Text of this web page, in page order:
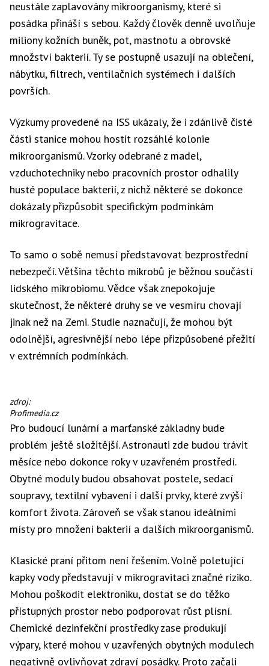
neustále zaplavovány mikroorganismy, které si
posádka přináší s sebou. Každý člověk denně uvolňuje
miliony kožních buněk, pot, mastnotu a obrovské
množství bakterií. Ty se postupně usazují na oblečení,
nábytku, filtrech, ventilačních systémech i dalších
površích.
Výzkumy provedené na ISS ukázaly, že i zdánlivě čisté
části stanice mohou hostit rozsáhlé kolonie
mikroorganismů. Vzorky odebrané z madel,
vzduchotechniky nebo pracovních prostor odhalily
husté populace bakterií, z nichž některé se dokonce
dokázaly přizpůsobit specifickým podmínkám
mikrogravitace.
To samo o sobě nemusí představovat bezprostřední
nebezpečí. Většina těchto mikrobů je běžnou součástí
lidského mikrobiomu. Vědce však znepokojuje
skutečnost, že některé druhy se ve vesmíru chovají
jinak než na Zemi. Studie naznačují, že mohou být
odolnější, agresivnější nebo lépe přizpůsobené přežití
v extrémních podmínkách.
zdroj:
Profimedia.cz
Pro budoucí lunární a marťanské základny bude
problém ještě složitější. Astronauti zde budou trávit
měsíce nebo dokonce roky v uzavřeném prostředí.
Obytné moduly budou obsahovat postele, sedací
soupravy, textilní vybavení i další prvky, které zvýší
komfort života. Zároveň se však stanou ideálními
místy pro množení bakterií a dalších mikroorganismů.
Klasické praní přitom není řešením. Volně poletující
kapky vody představují v mikrogravitaci značné riziko.
Mohou poškodit elektroniku, dostat se do těžko
přístupných prostor nebo podporovat růst plísní.
Chemické dezinfekční prostředky zase produkují
výpary, které mohou v uzavřených obytných modulech
negativně ovlivňovat zdraví posádky. Proto začali